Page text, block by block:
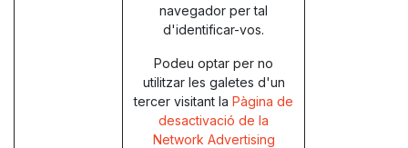
navegador per tal
d'identificar-vos.
Podeu optar per no
utilitzar les galetes d'un
tercer visitant la Pàgina de
desactivació de la
Network Advertising